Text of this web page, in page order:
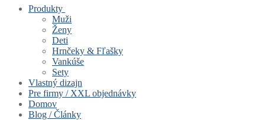
Produkty
Muži
Ženy
Deti
Hrnčeky & Fľašky
Vankúše
Sety
Vlastný dizajn
Pre firmy / XXL objednávky
Domov
Blog / Články